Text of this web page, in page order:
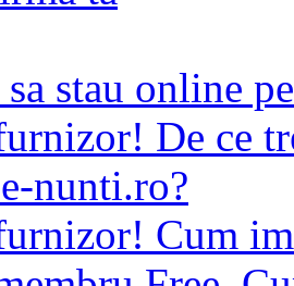
sa stau online
De ce
nunti.ro?
Cum